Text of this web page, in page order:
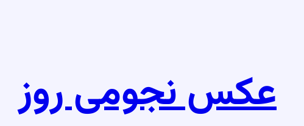
عکس نجومی روز